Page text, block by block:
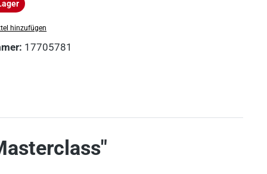
hinzufügen
17705781